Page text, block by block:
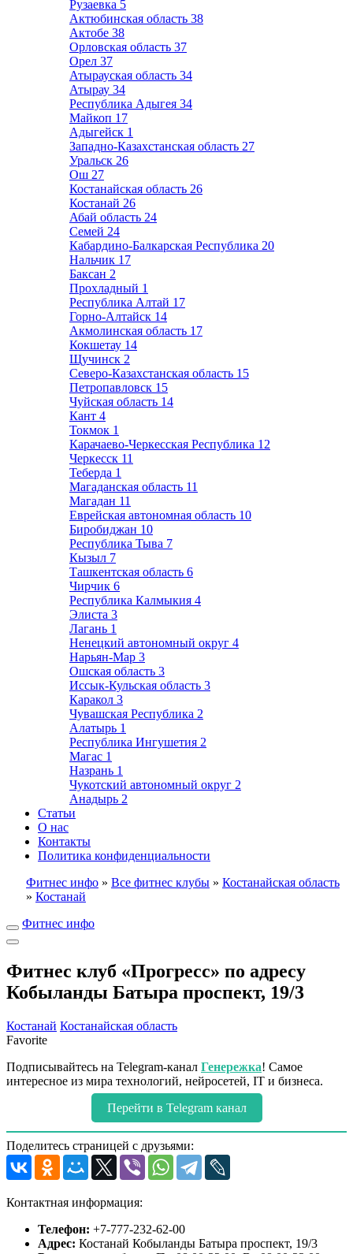
Рузаевка 5
Актюбинская область 38
Актобе 38
Орловская область 37
Орел 37
Атырауская область 34
Атырау 34
Республика Адыгея 34
Майкоп 17
Адыгейск 1
Западно-Казахстанская область 27
Уральск 26
Ош 27
Костанайская область 26
Костанай 26
Абай область 24
Семей 24
Кабардино-Балкарская Республика 20
Нальчик 17
Баксан 2
Прохладный 1
Республика Алтай 17
Горно-Алтайск 14
Акмолинская область 17
Кокшетау 14
Щучинск 2
Северо-Казахстанская область 15
Петропавловск 15
Чуйская область 14
Кант 4
Токмок 1
Карачаево-Черкесская Республика 12
Черкесск 11
Теберда 1
Магаданская область 11
Магадан 11
Еврейская автономная область 10
Биробиджан 10
Республика Тыва 7
Кызыл 7
Ташкентская область 6
Чирчик 6
Республика Калмыкия 4
Элиста 3
Лагань 1
Ненецкий автономный округ 4
Нарьян-Мар 3
Ошская область 3
Иссык-Кульская область 3
Каракол 3
Чувашская Республика 2
Алатырь 1
Республика Ингушетия 2
Магас 1
Назрань 1
Чукотский автономный округ 2
Анадырь 2
Статьи
О нас
Контакты
Политика конфиденциальности
Фитнес инфо » Все фитнес клубы » Костанайская область
» Костанай
Фитнес инфо
Фитнес клуб «Прогресс» по адресу
Кобыланды Батыра проспект, 19/3
Костанай Костанайская область
Favorite
Подписывайтесь на Telegram-канал Генережка! Самое
интересное из мира технологий, нейросетей, IT и бизнеса.
Перейти в Telegram канал
Поделитесь страницей с друзьями:
Контактная информация:
Телефон: +7-777-232-62-00
Адрес: Костанай Кобыланды Батыра проспект, 19/3